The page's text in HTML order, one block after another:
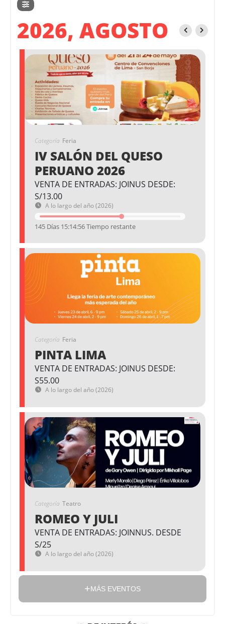
2026, AGOSTO
Categoría Feria
IV SALÓN DEL QUESO
PERUANO 2026
VENTA DE ENTRADAS: JOINUS DESDE:
S/13.00
A lo largo del año (2026)
145 Días 15:14:56 Tiempo restante
Categoría Feria
PINTA LIMA
VENTA DE ENTRADAS: JOINUS DESDE:
S55.00
A lo largo del año (2026)
Categoría Teatro
ROMEO Y JULI
VENTA DE ENTRADAS: JOINNUS. DESDE
S/25
A lo largo del año (2026)
MÁS EVENTOS